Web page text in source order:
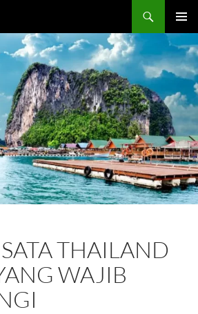
MENU
UTAMA
THAILAND
WAJIB